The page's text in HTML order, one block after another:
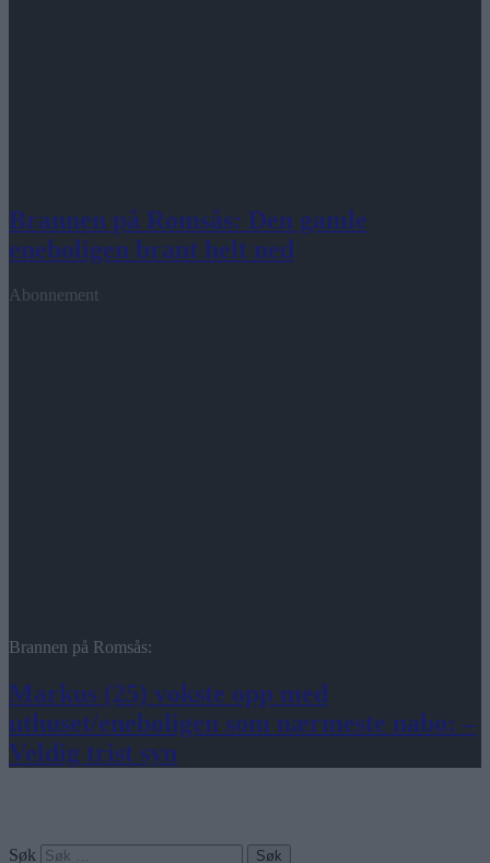
Brannen på Romsås: Den gamle
eneboligen brant helt ned
Abonnement
Brannen på Romsås:
Markus (25) vokste opp med
uthuset/eneboligen som nærmeste nabo: –
Veldig trist syn
Søk